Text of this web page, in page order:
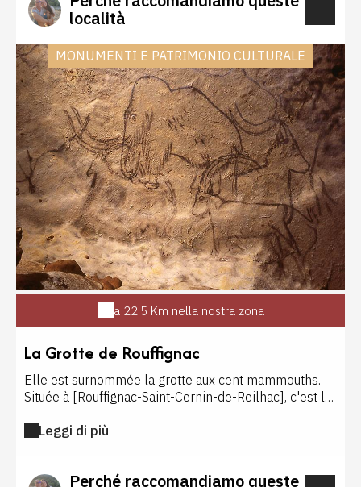
oiseaux). località
MONUMENTI E PATRIMONIO CULTURALE
a 22.5 Km nella nostra zona
La Grotte de Rouffignac
Elle est surnommée la grotte aux cent mammouths.
Située à [Rouffignac-Saint-Cernin-de-Reilhac], c'est la
comporte plus de 250 représentations animales dont
kilomètres de galerie, vous embarquez dans un train
Leggi di più
Perché raccomandiamo queste